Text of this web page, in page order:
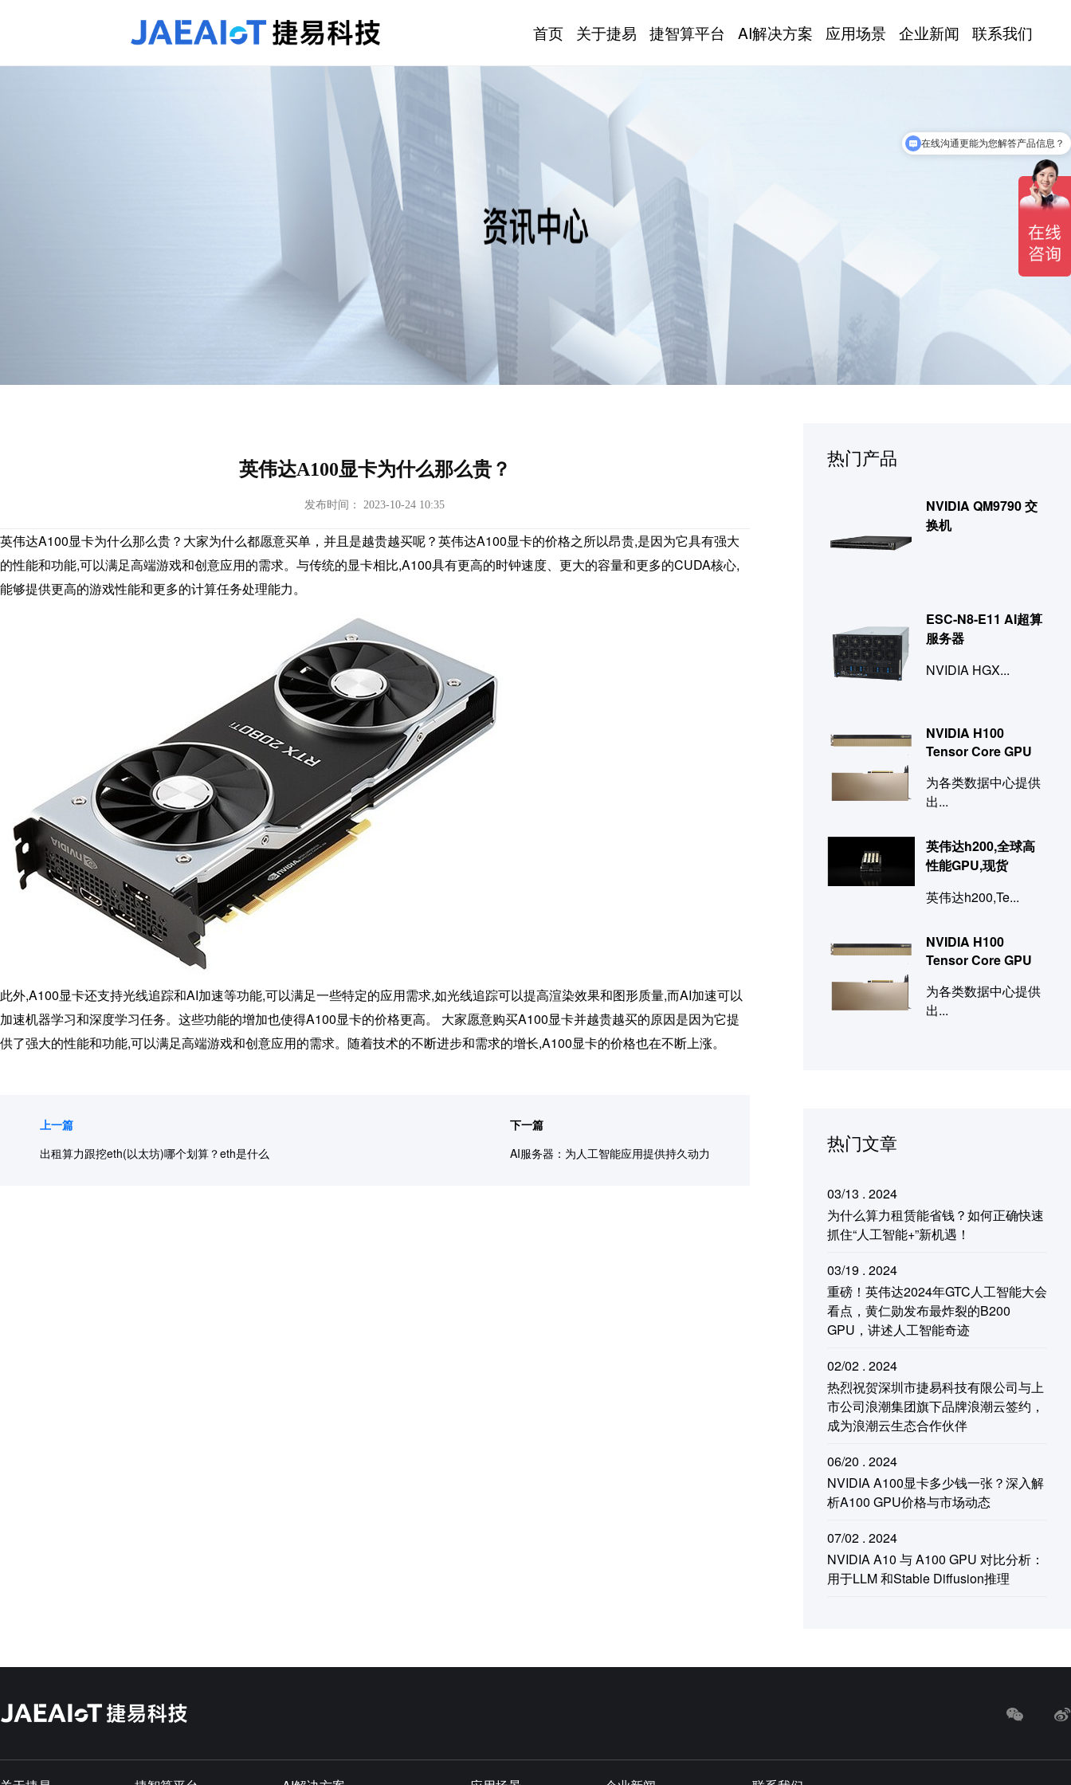
首页 关于捷易 捷智算平台 AI解决方案 应用场景 企业新闻 联系我们
英伟达A100显卡为什么那么贵？
发布时间： 2023-10-24 10:35
英伟达A100显卡为什么那么贵？大家为什么都愿意买单，并且是越贵越买呢？英伟达A100显卡的价格之所以昂贵,是因为它具有强大
的性能和功能,可以满足高端游戏和创意应用的需求。与传统的显卡相比,A100具有更高的时钟速度、更大的容量和更多的CUDA核心,
能够提供更高的游戏性能和更多的计算任务处理能力。
此外,A100显卡还支持光线追踪和AI加速等功能,可以满足一些特定的应用需求,如光线追踪可以提高渲染效果和图形质量,而AI加速可以
加速机器学习和深度学习任务。这些功能的增加也使得A100显卡的价格更高。 大家愿意购买A100显卡并越贵越买的原因是因为它提
供了强大的性能和功能,可以满足高端游戏和创意应用的需求。随着技术的不断进步和需求的增长,A100显卡的价格也在不断上涨。
上一篇
出租算力跟挖eth(以太坊)哪个划算？eth是什么
下一篇
AI服务器：为人工智能应用提供持久动力
热门产品
NVIDIA QM9790 交
换机
ESC-N8-E11 AI超算
服务器
NVIDIA HGX...
NVIDIA H100
Tensor Core GPU
为各类数据中心提供
出...
英伟达h200,全球高
性能GPU,现货
英伟达h200,Te...
NVIDIA H100
Tensor Core GPU
为各类数据中心提供
出...
热门文章
03/13 . 2024
为什么算力租赁能省钱？如何正确快速
抓住“人工智能+”新机遇！
03/19 . 2024
重磅！英伟达2024年GTC人工智能大会
看点，黄仁勋发布最炸裂的B200
GPU，讲述人工智能奇迹
02/02 . 2024
热烈祝贺深圳市捷易科技有限公司与上
市公司浪潮集团旗下品牌浪潮云签约，
成为浪潮云生态合作伙伴
06/20 . 2024
NVIDIA A100显卡多少钱一张？深入解
析A100 GPU价格与市场动态
07/02 . 2024
NVIDIA A10 与 A100 GPU 对比分析：
用于LLM 和Stable Diffusion推理
在线沟通更能为您解答产品信息？